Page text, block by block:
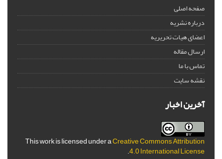
صفحه اصلی
درباره نشریه
اعضای هیات تحریریه
ارسال مقاله
تماس با ما
نقشه سایت
آخرین اخبار
This work is licensed under aCreative Commons Attribution
4.0 International License
.